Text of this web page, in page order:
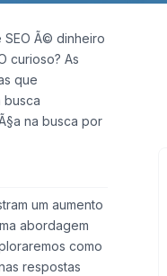
SEO Ã© dinheiro
curioso? As
que
busca
na busca por
um aumento
abordagem
como
respostas